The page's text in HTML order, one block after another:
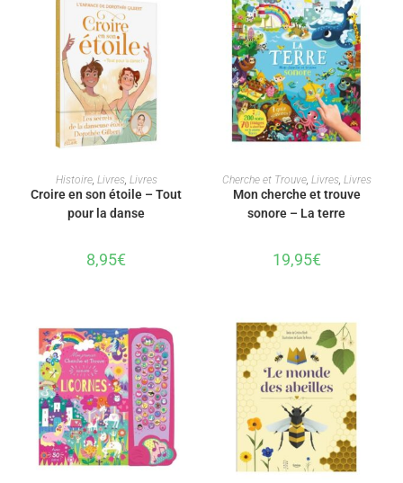
AJOUTER AU PANIER
Histoire, Livres, Livres
Croire en son étoile – Tout
pour la danse
8,95€
AJOUTER AU PANIER
Cherche et Trouve, Livres, Livres
Mon cherche et trouve
sonore – La terre
19,95€